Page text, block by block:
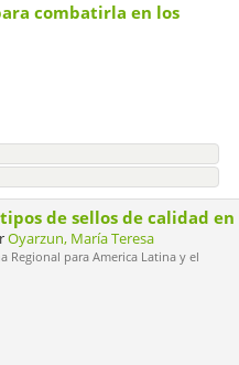
combatirla en los
de sellos de calidad en
Oyarzun, María Teresa
Regional para America Latina y el